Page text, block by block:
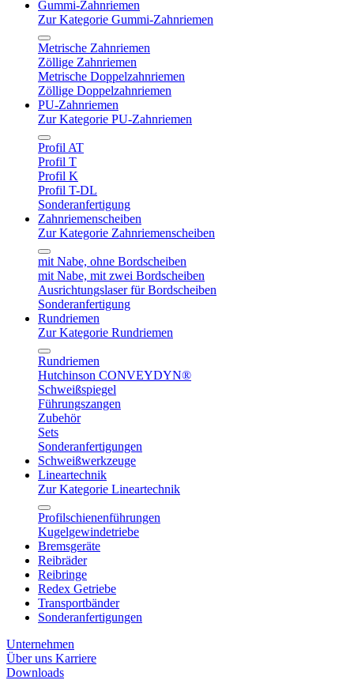
Gummi-Zahnriemen
Zur Kategorie Gummi-Zahnriemen
Metrische Zahnriemen
Zöllige Zahnriemen
Metrische Doppelzahnriemen
Zöllige Doppelzahnriemen
PU-Zahnriemen
Zur Kategorie PU-Zahnriemen
Profil AT
Profil T
Profil K
Profil T-DL
Sonderanfertigung
Zahnriemenscheiben
Zur Kategorie Zahnriemenscheiben
mit Nabe, ohne Bordscheiben
mit Nabe, mit zwei Bordscheiben
Ausrichtungslaser für Bordscheiben
Sonderanfertigung
Rundriemen
Zur Kategorie Rundriemen
Rundriemen
Hutchinson CONVEYDYN®
Schweißspiegel
Führungszangen
Zubehör
Sets
Sonderanfertigungen
Schweißwerkzeuge
Lineartechnik
Zur Kategorie Lineartechnik
Profilschienenführungen
Kugelgewindetriebe
Bremsgeräte
Reibräder
Reibringe
Redex Getriebe
Transportbänder
Sonderanfertigungen
Unternehmen
Über uns Karriere
Downloads